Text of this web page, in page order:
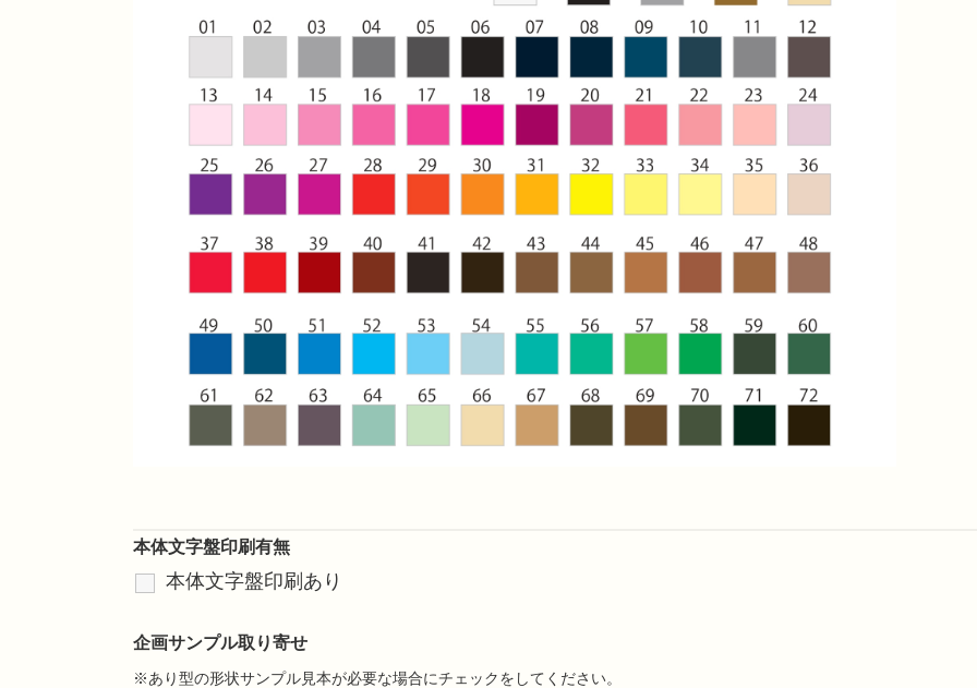
本体文字盤印刷有無
本体文字盤印刷あり
企画サンプル取り寄せ
※あり型の形状サンプル見本が必要な場合にチェックをしてください。